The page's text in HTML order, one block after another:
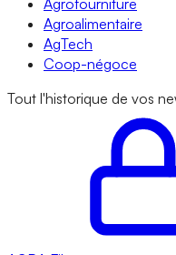
Agrofourniture
Agroalimentaire
AgTech
Coop-négoce
Tout l'historique de vos